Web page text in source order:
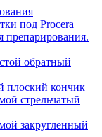
под Procera
препарирования.
обратный
плоский кончик
стрельчатый
закругленный